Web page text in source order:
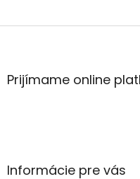
Z
äPrijímame online
Informácie pre vás